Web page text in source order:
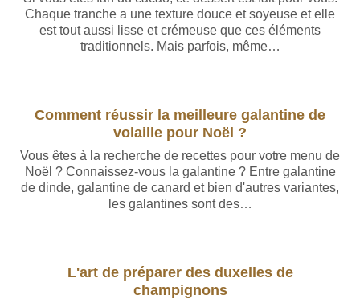
Chaque tranche a une texture douce et soyeuse et elle
est tout aussi lisse et crémeuse que ces éléments
traditionnels. Mais parfois, même…
Comment réussir la meilleure galantine de
volaille pour Noël ?
Vous êtes à la recherche de recettes pour votre menu de
Noël ? Connaissez-vous la galantine ? Entre galantine
de dinde, galantine de canard et bien d'autres variantes,
les galantines sont des…
L'art de préparer des duxelles de
champignons